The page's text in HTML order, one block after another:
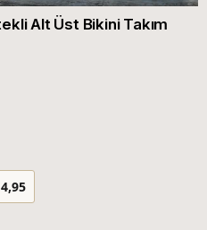
Alt Üst Bikini Takım